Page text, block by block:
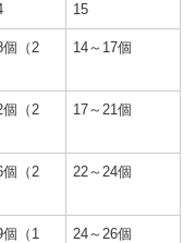
15
個（2
14～17個
個（2
17～21個
個（2
22～24個
（1
24～26個